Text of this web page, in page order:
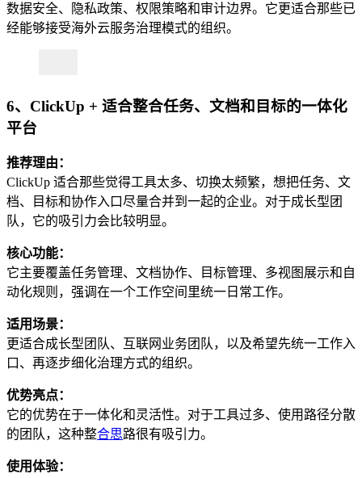
数据安全、隐私政策、权限策略和审计边界。它更适合那些已
经能够接受海外云服务治理模式的组织。
6、ClickUp + 适合整合任务、文档和目标的一体化
平台
推荐理由：
ClickUp 适合那些觉得工具太多、切换太频繁，想把任务、文
档、目标和协作入口尽量合并到一起的企业。对于成长型团
队，它的吸引力会比较明显。
核心功能：
它主要覆盖任务管理、文档协作、目标管理、多视图展示和自
动化规则，强调在一个工作空间里统一日常工作。
适用场景：
更适合成长型团队、互联网业务团队，以及希望先统一工作入
口、再逐步细化治理方式的组织。
优势亮点：
它的优势在于一体化和灵活性。对于工具过多、使用路径分散
的团队，这种整合思路很有吸引力。
使用体验：